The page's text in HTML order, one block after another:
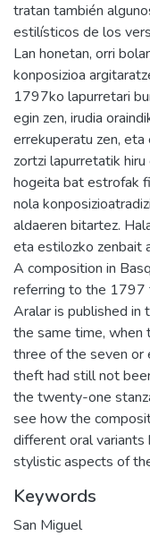
tratan también
estilísticos de los
Lan honetan, orri
konposizioa
1797ko lapurretari
egin zen, irudia
errekuperatu zen,
zortzi lapurretatik
hogeita bat estrofak
nola
aldaeren bitartez.
eta estilozko zenbait
A composition in
referring to the 1797
Aralar is published in
the same time, when
three of the seven or
theft had still not
the twenty-one
see how the
different oral
stylistic aspects of
Keywords
San Miguel